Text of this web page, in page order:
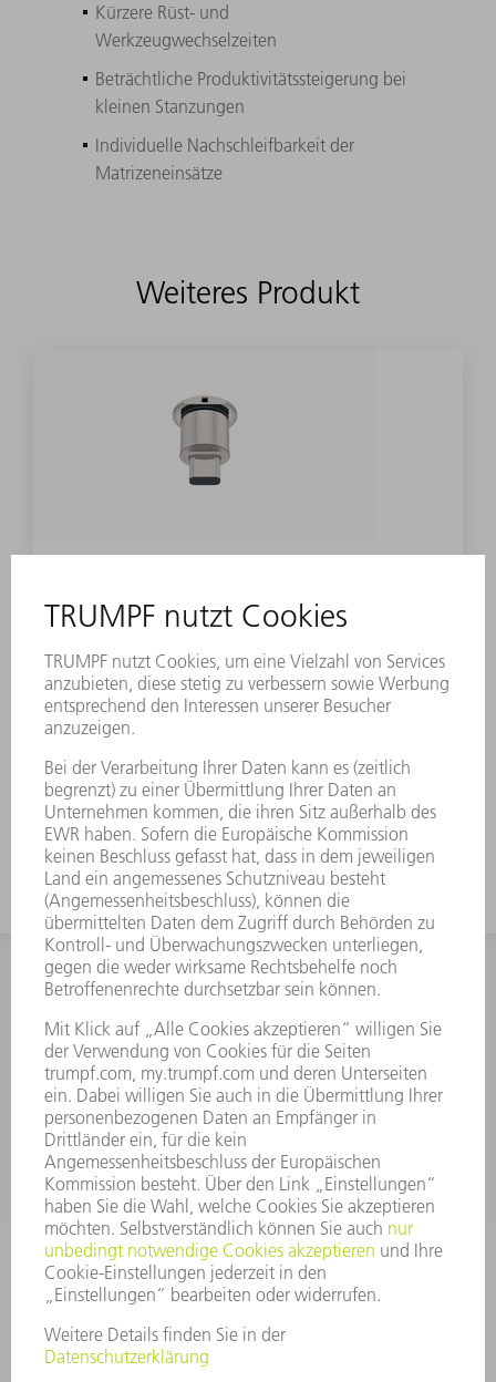
Kürzere Rüst- und
Werkzeugwechselzeiten
Beträchtliche Produktivitätssteigerung bei
kleinen Stanzungen
Individuelle Nachschleifbarkeit der
Matrizeneinsätze
Weiteres Produkt
Stempeleinsatz MultiTool 5-fach
(Form 9)
Materialnummer: 0699804
Benötigte Maschinenoption:: MultiTool
INFORMATION
Häufig gestellte Fragen
Allgemeine Geschäftsbedingungen
KONTAKT
After Sales
+43722160396550
Mo - Do: 08:00 -17:30 Uhr
Fr: 08:00 -16:30 Uhr
ersatzteile@at.trumpf.com